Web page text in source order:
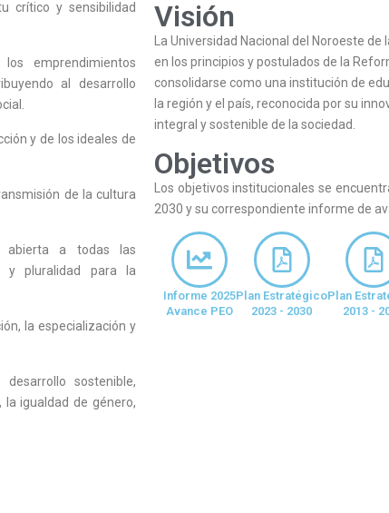
crítico y sensibilidad
emprendimientos
al desarrollo
y de los ideales de
de la cultura
abierta a todas las
y pluralidad para la
la especialización y
sostenible,
igualdad de género,
Visión
La Universidad Nacional del Noroeste
en los principios y postulados de la
consolidarse como una institución de
la región y el país, reconocida por su
integral y sostenible de la sociedad.
Objetivos
Los objetivos institucionales se
2030 y su correspondiente informe de
Informe 2025
Avance PEO
Plan Estratégico
2023 - 2030
Plan
2013 -